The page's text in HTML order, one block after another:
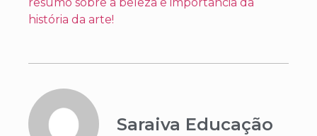
história da arte!
Saraiva Educação